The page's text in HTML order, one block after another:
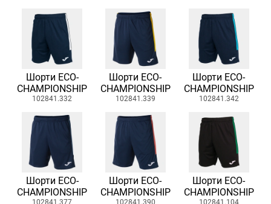
Шорти ECO-
CHAMPIONSHIP
102841.332
Шорти ECO-
CHAMPIONSHIP
102841.339
Шорти ECO-
CHAMPIONSHIP
102841.342
Шорти ECO-
CHAMPIONSHIP
102841.377
Шорти ECO-
CHAMPIONSHIP
102841.390
Шорти ECO-
CHAMPIONSHIP
102841.104